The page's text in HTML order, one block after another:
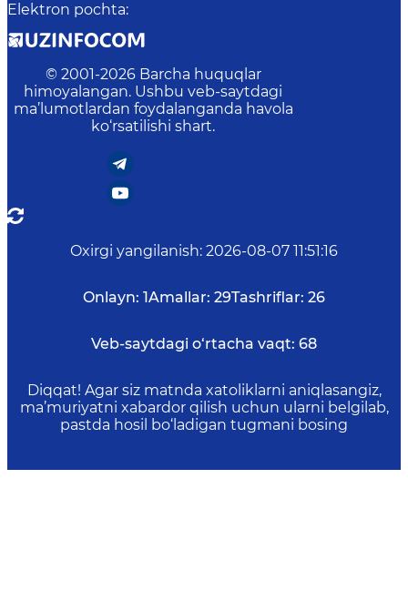
Elektron pochta:
© 2001-2026 Barcha huquqlar
himoyalangan. Ushbu veb-saytdagi
ma’lumotlardan foydalanganda havola
ko‘rsatilishi shart.
Oxirgi yangilanish: 2026-08-07 11:51:16
Onlayn: 1Amallar: 29Tashriflar: 26
Veb-saytdagi o‘rtacha vaqt: 68
Diqqat! Agar siz matnda xatoliklarni aniqlasangiz,
ma’muriyatni xabardor qilish uchun ularni belgilab,
pastda hosil bo‘ladigan tugmani bosing